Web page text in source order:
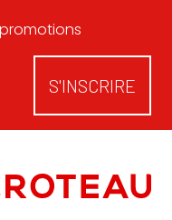
S'INSCRIRE